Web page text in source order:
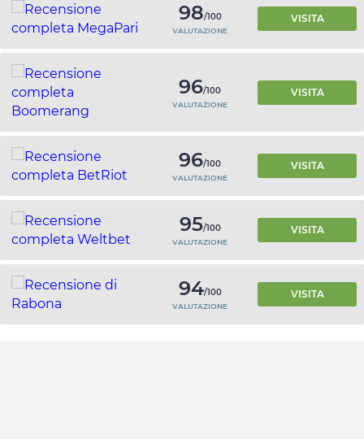
98/100
VALUTAZIONE
VISITA
96/100
VALUTAZIONE
VISITA
96/100
VALUTAZIONE
VISITA
95/100
VALUTAZIONE
VISITA
94/100
VALUTAZIONE
VISITA